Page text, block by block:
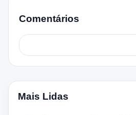
Comentários
Mais Lidas